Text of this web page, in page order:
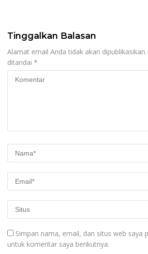
Tinggalkan Balasan
Alamat email Anda tidak akan dipublikasikan.
ditandai *
Simpan nama, email, dan situs web saya
untuk komentar saya berikutnya.